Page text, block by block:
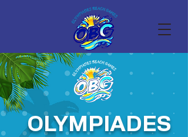
OLYMPIADES